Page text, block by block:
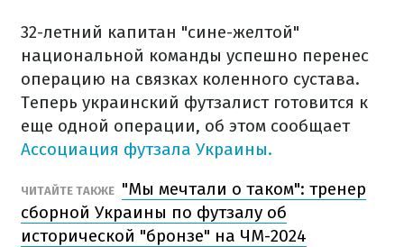
32-летний капитан "сине-желтой"
национальной команды успешно перенес
операцию на связках коленного сустава.
Теперь украинский футзалист готовится к
еще одной операции, об этом сообщает
Ассоциация футзала Украины.
ЧИТАЙТЕ ТАКЖЕ "Мы мечтали о таком": тренер
сборной Украины по футзалу об
исторической "бронзе" на ЧМ-2024